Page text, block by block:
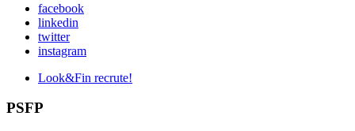
facebook
linkedin
twitter
instagram
Look&Fin recrute!
PSFP